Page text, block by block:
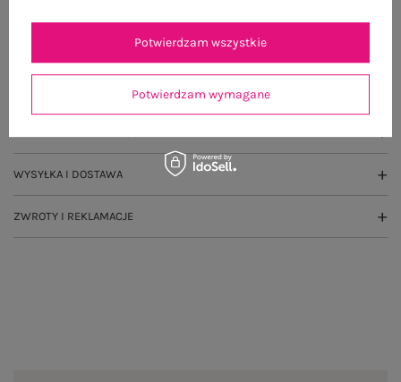
WYSYŁKA I DOSTAWA
ZWROTY I REKLAMACJE
Potwierdzam wymagane
Potwierdzam wszystkie